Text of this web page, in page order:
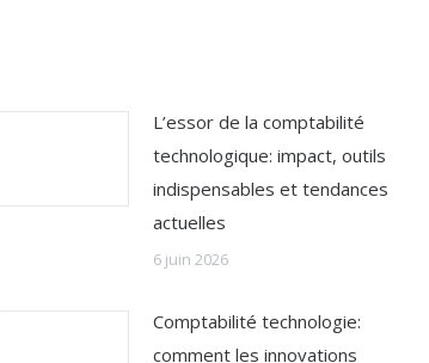
L’essor de la comptabilité
technologique: impact, outils
indispensables et tendances
actuelles
6 juin 2026
Comptabilité technologie:
comment les innovations